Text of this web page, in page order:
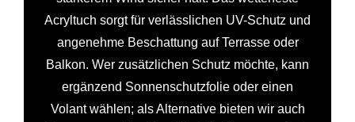
Acryltuch sorgt für verlässlichen UV-Schutz und
angenehme Beschattung auf Terrasse oder
Balkon. Wer zusätzlichen Schutz möchte, kann
ergänzend Sonnenschutzfolie oder einen
Volant wählen; als Alternative bieten wir auch